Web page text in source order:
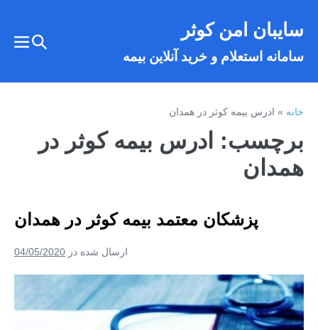
سایبان امن کوثر
سامانه استعلام و خرید آنلاین بیمه
تغییر
خانه»ادرس بیمه کوثر در همدان
برچسب: ادرس بیمه کوثر در
همدان
پزشکان معتمد بیمه کوثر در همدان
ارسال شده در 04/05/2020
پزشکان
معتمد
بیمه